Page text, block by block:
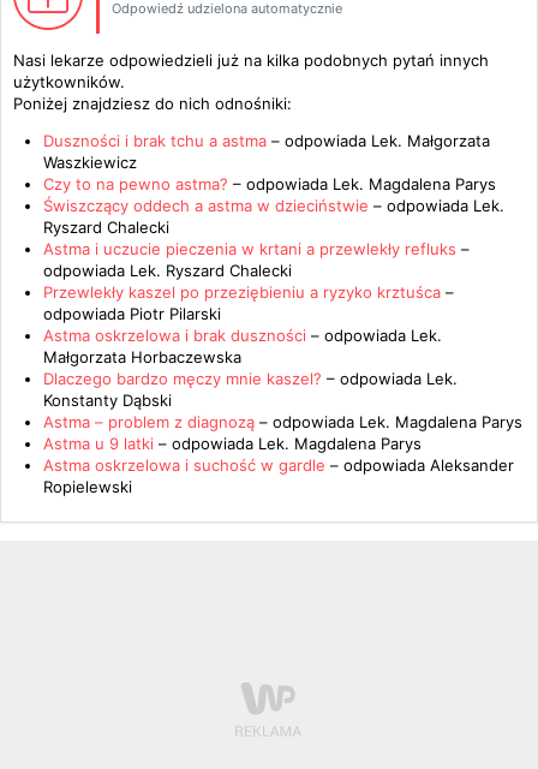
Odpowiedź udzielona automatycznie
Nasi lekarze odpowiedzieli już na kilka podobnych pytań innych
użytkowników.
Poniżej znajdziesz do nich odnośniki:
Duszności i brak tchu a astma – odpowiada Lek. Małgorzata
Waszkiewicz
Czy to na pewno astma? – odpowiada Lek. Magdalena Parys
Świszczący oddech a astma w dzieciństwie – odpowiada Lek.
Ryszard Chalecki
Astma i uczucie pieczenia w krtani a przewlekły refluks –
odpowiada Lek. Ryszard Chalecki
Przewlekły kaszel po przeziębieniu a ryzyko krztuśca –
odpowiada Piotr Pilarski
Astma oskrzelowa i brak duszności – odpowiada Lek.
Małgorzata Horbaczewska
Dlaczego bardzo męczy mnie kaszel? – odpowiada Lek.
Konstanty Dąbski
Astma – problem z diagnozą – odpowiada Lek. Magdalena Parys
Astma u 9 latki – odpowiada Lek. Magdalena Parys
Astma oskrzelowa i suchość w gardle – odpowiada Aleksander
Ropielewski